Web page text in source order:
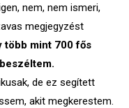
nem, nem ismeri,
megjegyzést
több mint 700 fős
de ez segített
akit megkerestem.